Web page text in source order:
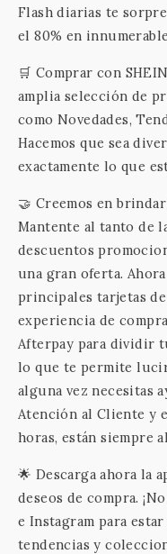
Flash diarias te
el 80% en
🛒 Comprar con
amplia selección de
como Novedades,
Hacemos que sea
exactamente lo que
🤝 Creemos en
Mantente al tanto de
descuentos
una gran oferta.
principales tarjetas
experiencia de
Afterpay para dividir
lo que te permite
alguna vez necesitas
Atención al Cliente y
horas, están siempre
🌟 Descarga ahora la
deseos de compra.
e Instagram para
tendencias y